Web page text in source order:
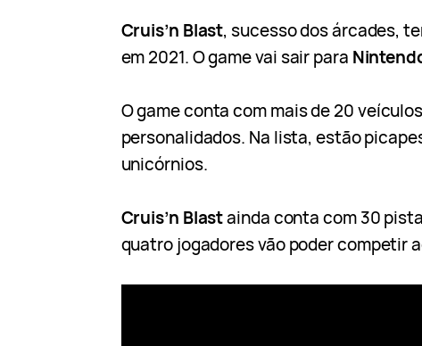
Cruis’n Blast, sucesso dos árcades,
em 2021. O game vai sair para
O game conta com mais de 20
personalidados. Na lista, estão
unicórnios.
Cruis’n Blastainda conta com 30
quatro jogadores vão poder competir